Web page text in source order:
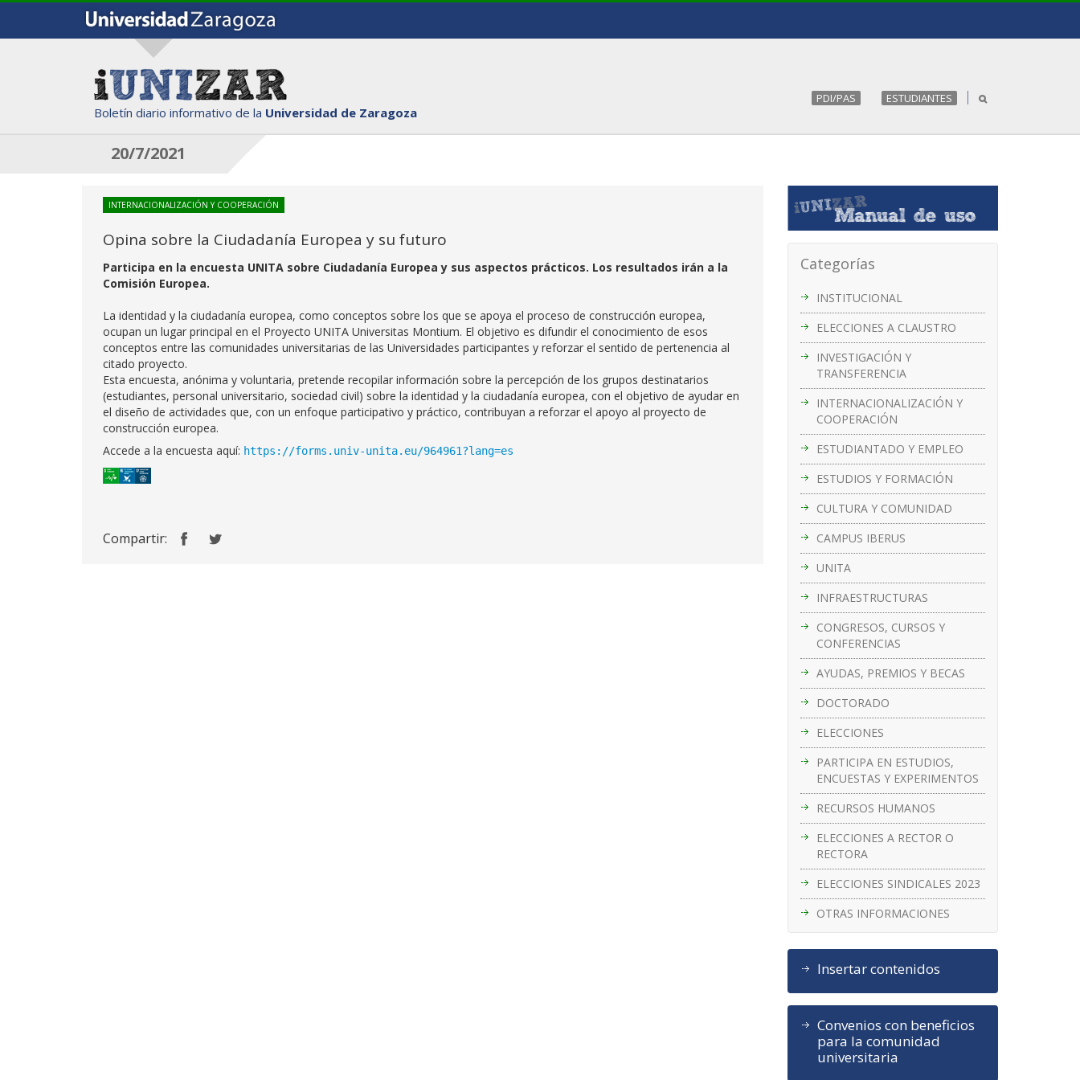
Boletín diario informativo de la Universidad de Zaragoza
PDI/PAS ESTUDIANTES
20/7/2021
Categorías
INSTITUCIONAL
ELECCIONES A CLAUSTRO
INVESTIGACIÓN Y
TRANSFERENCIA
INTERNACIONALIZACIÓN Y
COOPERACIÓN
ESTUDIANTADO Y EMPLEO
ESTUDIOS Y FORMACIÓN
CULTURA Y COMUNIDAD
CAMPUS IBERUS
UNITA
INFRAESTRUCTURAS
CONGRESOS, CURSOS Y
CONFERENCIAS
AYUDAS, PREMIOS Y BECAS
DOCTORADO
ELECCIONES
PARTICIPA EN ESTUDIOS,
ENCUESTAS Y EXPERIMENTOS
RECURSOS HUMANOS
ELECCIONES A RECTOR O
RECTORA
ELECCIONES SINDICALES 2023
OTRAS INFORMACIONES
Insertar contenidos
Convenios con beneficios
para la comunidad
universitaria
INTERNACIONALIZACIÓN Y COOPERACIÓN
Opina sobre la Ciudadanía Europea y su futuro
Participa en la encuesta UNITA sobre Ciudadanía Europea y sus aspectos prácticos. Los resultados irán a la
Comisión Europea.
La identidad y la ciudadanía europea, como conceptos sobre los que se apoya el proceso de construcción europea,
ocupan un lugar principal en el Proyecto UNITA Universitas Montium. El objetivo es difundir el conocimiento de esos
conceptos entre las comunidades universitarias de las Universidades participantes y reforzar el sentido de pertenencia al
citado proyecto.
Esta encuesta, anónima y voluntaria, pretende recopilar información sobre la percepción de los grupos destinatarios
(estudiantes, personal universitario, sociedad civil) sobre la identidad y la ciudadanía europea, con el objetivo de ayudar en
el diseño de actividades que, con un enfoque participativo y práctico, contribuyan a reforzar el apoyo al proyecto de
construcción europea.
Accede a la encuesta aquí: https://forms.univ-unita.eu/964961?lang=es
Compartir: